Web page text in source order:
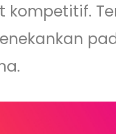
kompetitif.